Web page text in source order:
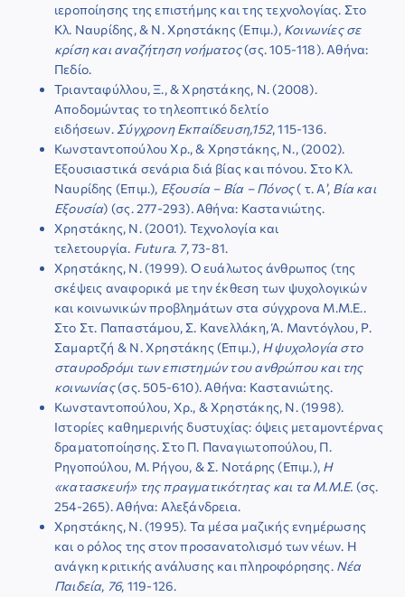
ιεροποίησης της επιστήμης και της τεχνολογίας. Στο
Κλ. Ναυρίδης, & Ν. Χρηστάκης (Επιμ.), Κοινωνίες σε
κρίση και αναζήτηση νοήματος(σς. 105-118). Αθήνα:
Πεδίο.
Τριανταφύλλου, Ξ., & Χρηστάκης, Ν. (2008).
Αποδομώντας το τηλεοπτικό δελτίο
ειδήσεων. Σύγχρονη Εκπαίδευση,152, 115-136.
Κωνσταντοπούλου Χρ., & Χρηστάκης, Ν., (2002).
Εξουσιαστικά σενάρια διά βίας και πόνου. Στο Κλ.
Ναυρίδης (Επιμ.), Εξουσία – Βία – Πόνος( τ. Α’, Βία και
Εξουσία) (σς. 277-293).Αθήνα: Καστανιώτης.
Χρηστάκης, Ν. (2001). Τεχνολογία και
τελετουργία. Futura. 7, 73-81.
Χρηστάκης, Ν. (1999). Ο ευάλωτος άνθρωπος (της
σκέψεις αναφορικά με την έκθεση των ψυχολογικών
και κοινωνικών προβλημάτων στα σύγχρονα Μ.Μ.Ε..
Στο Στ. Παπαστάμου, Σ. Κανελλάκη, Ά. Μαντόγλου, Ρ.
Σαμαρτζή & Ν. Χρηστάκης (Επιμ.), Η ψυχολογία στο
σταυροδρόμι των επιστημών του ανθρώπου και της
κοινωνίας(σς. 505-610). Αθήνα: Καστανιώτης.
Κωνσταντοπούλου, Χρ., & Χρηστάκης, Ν. (1998).
Ιστορίες καθημερινής δυστυχίας: όψεις μεταμοντέρνας
δραματοποίησης. Στο Π. Παναγιωτοπούλου, Π.
Ρηγοπούλου, Μ. Ρήγου, & Σ. Νοτάρης (Επιμ.), Η
«κατασκευή» της πραγματικότητας και τα Μ.Μ.Ε. (σς.
254-265). Αθήνα: Αλεξάνδρεια.
Χρηστάκης, Ν. (1995). Τα μέσα μαζικής ενημέρωσης
και ο ρόλος της στον προσανατολισμό των νέων. Η
ανάγκη κριτικής ανάλυσης και πληροφόρησης. Νέα
Παιδεία, 76, 119-126.